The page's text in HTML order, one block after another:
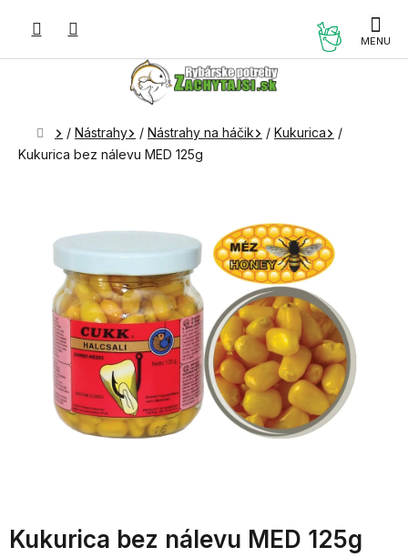
Domov
/ Nástrahy / Nástrahy na háčik / Kukurica
/
Kukurica bez nálevu MED 125g
Kukurica bez nálevu MED 125g